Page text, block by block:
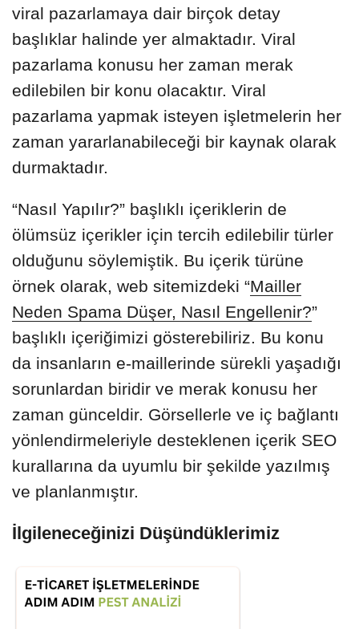
viral pazarlamaya dair birçok detay
başlıklar halinde yer almaktadır. Viral
pazarlama konusu her zaman merak
edilebilen bir konu olacaktır. Viral
pazarlama yapmak isteyen işletmelerin her
zaman yararlanabileceği bir kaynak olarak
durmaktadır.
“Nasıl Yapılır?” başlıklı içeriklerin de
ölümsüz içerikler için tercih edilebilir türler
olduğunu söylemiştik. Bu içerik türüne
örnek olarak, web sitemizdeki “Mailler
Neden Spama Düşer, Nasıl Engellenir?”
başlıklı içeriğimizi gösterebiliriz. Bu konu
da insanların e-maillerinde sürekli yaşadığı
sorunlardan biridir ve merak konusu her
zaman günceldir. Görsellerle ve iç bağlantı
yönlendirmeleriyle desteklenen içerik SEO
kurallarına da uyumlu bir şekilde yazılmış
ve planlanmıştır.
İlgileneceğinizi Düşündüklerimiz